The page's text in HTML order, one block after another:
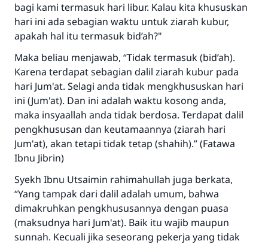
bagi kami termasuk hari libur. Kalau kita khususkan
hari ini ada sebagian waktu untuk ziarah kubur,
apakah hal itu termasuk bid’ah?"
Maka beliau menjawab, “Tidak termasuk (bid’ah).
Karena terdapat sebagian dalil ziarah kubur pada
hari Jum'at. Selagi anda tidak mengkhususkan hari
ini (Jum'at). Dan ini adalah waktu kosong anda,
maka insyaallah anda tidak berdosa. Terdapat dalil
pengkhususan dan keutamaannya (ziarah hari
Jum'at), akan tetapi tidak tetap (shahih).” (Fatawa
Ibnu Jibrin)
Syekh Ibnu Utsaimin rahimahullah juga berkata,
“Yang tampak dari dalil adalah umum, bahwa
dimakruhkan pengkhususannya dengan puasa
(maksudnya hari Jum'at). Baik itu wajib maupun
sunnah. Kecuali jika seseorang pekerja yang tidak
Jawaban no. 110845
menyelamatkan pernikahan.
Bantu kami dalam memberikan jawaban untuk umat
Rasulullah ﷺ bersabda
"Siapa yang menunjukkan suatu kebaikan,
meka dia akan mendapatkan pahala yang
sama dengan orang yang melakukannya"
Saham